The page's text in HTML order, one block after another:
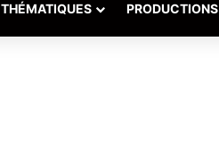
THÉMATIQUES PRODUCTIONS